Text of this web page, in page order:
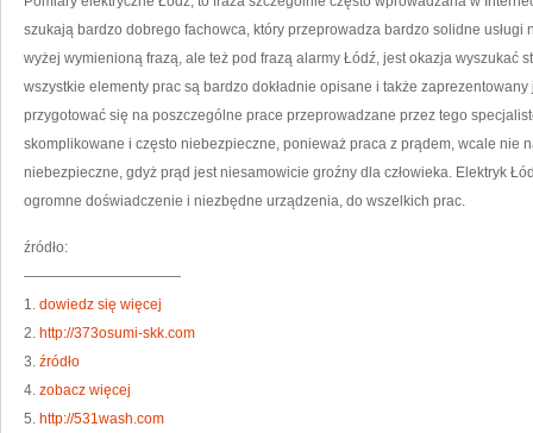
szukają bardzo dobrego fachowca, który przeprowadza bardzo solidne
wyżej wymienioną frazą, ale też pod frazą alarmy Łódź, jest okazja wyszukać
wszystkie elementy prac są bardzo dokładnie opisane i także
przygotować się na poszczególne prace przeprowadzane przez tego
skomplikowane i często niebezpieczne, ponieważ praca z prądem, wcale nie
niebezpieczne, gdyż prąd jest niesamowicie groźny dla człowieka. Elektryk
ogromne doświadczenie i niezbędne urządzenia, do wszelkich prac.
źródło:
———————————
1. dowiedz się więcej
2. http://373osumi-skk.com
3. źródło
4. zobacz więcej
5. http://531wash.com